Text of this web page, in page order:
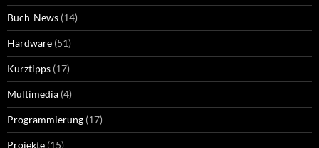
Buch-News (14)
Hardware (51)
Kurztipps (17)
Multimedia (4)
Programmierung (17)
Projekte (15)